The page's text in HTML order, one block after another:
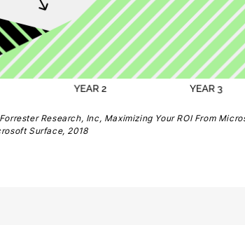
Research, Inc, Maximizing Your ROI From
Surface, 2018